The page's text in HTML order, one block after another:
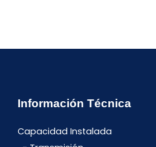
Información Técnica
Capacidad Instalada